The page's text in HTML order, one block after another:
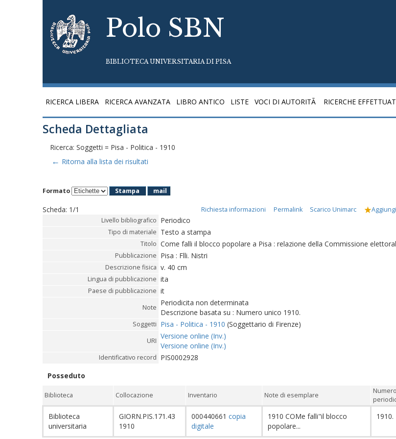
Polo SBN
BIBLIOTECA UNIVERSITARIA DI PISA
RICERCA LIBERA RICERCA AVANZATA LIBRO ANTICO LISTE VOCI DI AUTORITÃ RICERCHE
Scheda Dettagliata
Ricerca: Soggetti = Pisa - Politica - 1910
← Ritorna alla lista dei risultati
Formato Stampa mail
Scheda: 1/1 Richiesta informazioni Permalink Scarico Unimarc
Livello bibliografico Periodico
Tipo di materiale Testo a stampa
Titolo Come falli il blocco popolare a Pisa : relazione della Commissione
Pubblicazione Pisa : Flli. Nistri
Descrizione fisica v. 40 cm
Lingua di pubblicazione ita
Paese di pubblicazione it
Note
Periodicita non determinata
Descrizione basata su : Numero unico 1910.
Soggetti Pisa - Politica - 1910 (Soggettario di Firenze)
URI
Versione online (Inv.)
Versione online (Inv.)
Identificativo record PIS0002928
Posseduto
Biblioteca Collocazione Inventario Note di esemplare
Biblioteca
universitaria
GIORN.PIS.171.43
1910
000440661 copia
digitale
1910 COMe falli"il blocco
popolare...